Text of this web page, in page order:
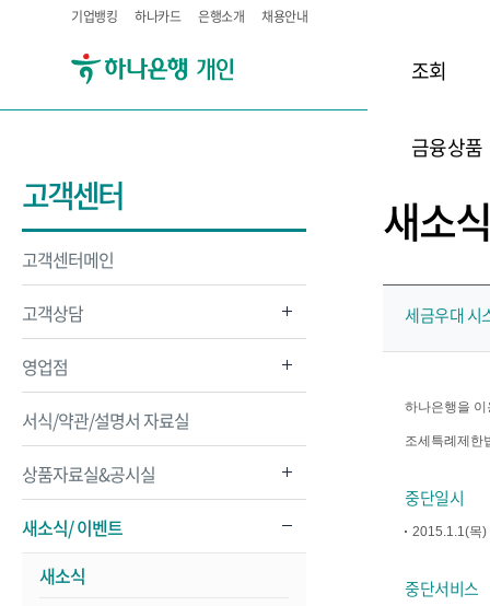
기업뱅킹 하나카드 은행소개 채용안내
조회
금융상품
고객센터
고객센터메인
고객상담
영업점
서식/약관/설명서 자료실
상품자료실&공시실
새소식/ 이벤트
새소식
새소식
세금우대 시
하나은행을
조세특례제한
중단일시
2015.1.1(목)
중단서비스